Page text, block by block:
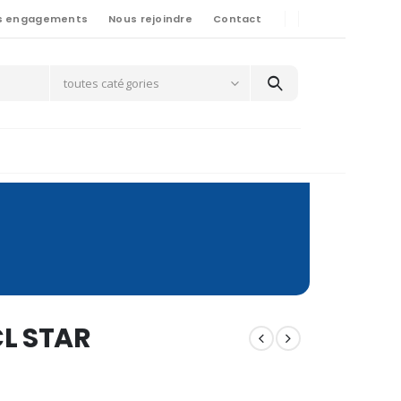
engagements Nous rejoindre Contact
toutes catégories
STAR